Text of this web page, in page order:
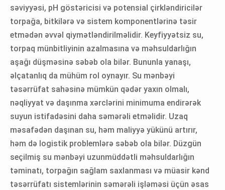
səviyyəsi, pH göstəricisi və potensial çirkləndiricilər
torpağa, bitkilərə və sistem komponentlərinə təsir
etmədən əvvəl qiymətləndirilməlidir. Keyfiyyətsiz su,
torpaq münbitliyinin azalmasına və məhsuldarlığın
aşağı düşməsinə səbəb ola bilər. Bununla yanaşı,
əlçatanlıq da mühüm rol oynayır. Su mənbəyi
təsərrüfat sahəsinə mümkün qədər yaxın olmalı,
nəqliyyat və daşınma xərclərini minimuma endirərək
suyun istifadəsini daha səmərəli etməlidir. Uzaq
məsafədən daşınan su, həm maliyyə yükünü artırır,
həm də logistik problemlərə səbəb ola bilər. Düzgün
seçilmiş su mənbəyi uzunmüddətli məhsuldarlığın
təminatı, torpağın sağlam saxlanması və müasir kənd
təsərrüfatı sistemlərinin səmərəli işləməsi üçün əsas